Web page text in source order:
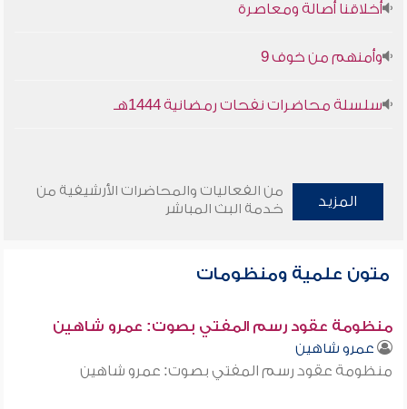
أخلاقنا أصالة ومعاصرة
وأمنهم من خوف 9
سلسلة محاضرات نفحات رمضانية 1444هـ
المزيد
من الفعاليات والمحاضرات الأرشيفية من
خدمة البث المباشر
متون علمية ومنظومات
منظومة عقود رسم المفتي بصوت: عمرو شاهين
عمرو شاهين
منظومة عقود رسم المفتي بصوت: عمرو شاهين